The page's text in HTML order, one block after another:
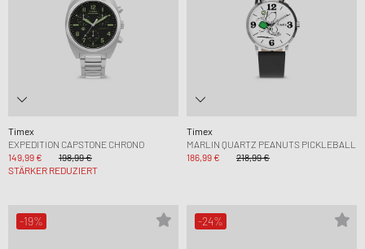
Timex
EXPEDITION CAPSTONE CHRONO
149,99 €
198,99 €
STÄRKER REDUZIERT
Timex
MARLIN QUARTZ PEANUTS PICKLEBALL
186,99 €
218,99 €
-19% -24%